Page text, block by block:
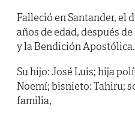
Falleció en Santander, el
años de edad, después
y la Bendición Apostólica.
Su hijo: José Luis; hija
Noemí; bisnieto: Tahiru;
familia,